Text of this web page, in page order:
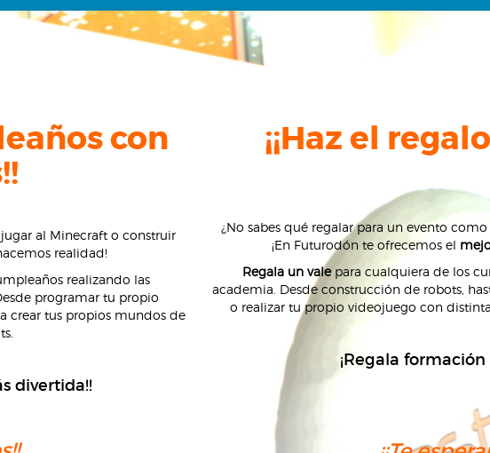
con
al Minecraft o construir
realidad!
realizando las
programar tu propio
crear tus propios mundos de
divertida!!
¡¡Haz el
¿No sabes qué regalar para un evento
¡En Futurodón te ofrecemos el
Regala un valepara cualquiera de los
academia. Desde construcción de robots,
o realizar tu propio videojuego con
¡Regala